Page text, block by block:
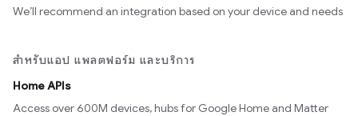
We’ll recommend an integration based on your device and needs
สำหรับแอป แพลตฟอร์ม และบริการ
Home APIs
Access over 600M devices, hubs for Google Home and Matter